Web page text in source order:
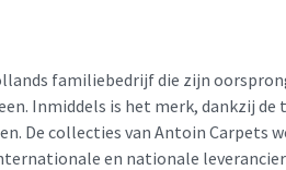
familiebedrijf die zijn
Inmiddels is het merk, dankzij
De collecties van Antoin Carpets
en nationale